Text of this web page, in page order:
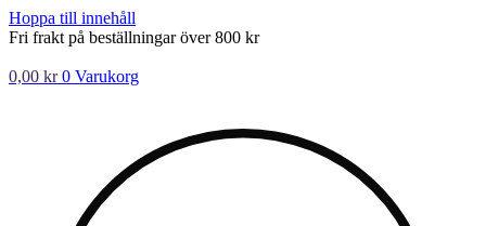
Hoppa till innehåll
Fri frakt på beställningar över 800 kr
0,00 kr 0 Varukorg